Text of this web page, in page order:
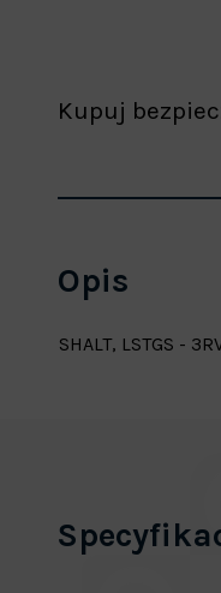
Kupuj
Opis
SHALT, LSTGS -